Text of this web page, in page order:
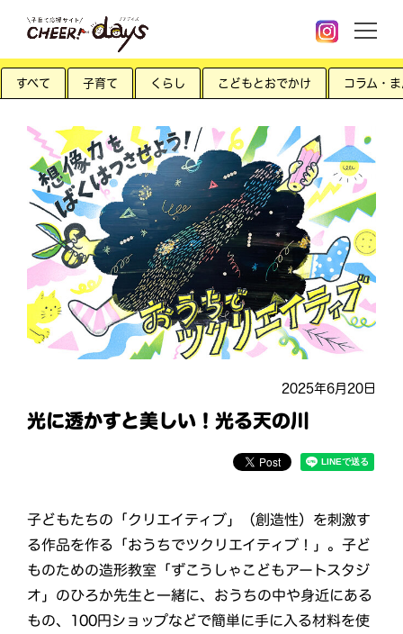
すべて 子育て くらし こどもとおでかけ コラム・
2025年6月20日
光に透かすと美しい！光る天の川
子どもたちの「クリエイティブ」（創造性）を刺激す
る作品を作る「おうちでツクリエイティブ！」。子ど
ものための造形教室「ずこうしゃこどもアートスタジ
オ」のひろか先生と一緒に、おうちの中や身近にある
もの、100円ショップなどで簡単に手に入る材料を使